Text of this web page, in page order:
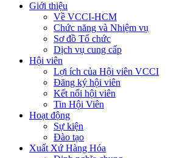
Giới thiệu
Về VCCI-HCM
Chức năng và Nhiệm vụ
Sơ đồ Tổ chức
Dịch vụ cung cấp
Hội viên
Lợi ích của Hội viên VCCI
Đăng ký hội viên
Kết nối hội viên
Tin Hội Viên
Hoạt động
Sự kiện
Đào tạo
Xuất Xứ Hàng Hóa